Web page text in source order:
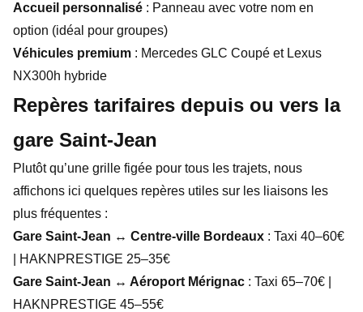
Accueil personnalisé : Panneau avec votre nom en
option (idéal pour groupes)
Véhicules premium : Mercedes GLC Coupé et Lexus
NX300h hybride
Repères tarifaires depuis ou vers la
gare Saint-Jean
Plutôt qu’une grille figée pour tous les trajets, nous
affichons ici quelques repères utiles sur les liaisons les
plus fréquentes :
Gare Saint-Jean ↔ Centre-ville Bordeaux : Taxi 40–60€
| HAKNPRESTIGE 25–35€
Gare Saint-Jean ↔ Aéroport Mérignac : Taxi 65–70€ |
HAKNPRESTIGE 45–55€